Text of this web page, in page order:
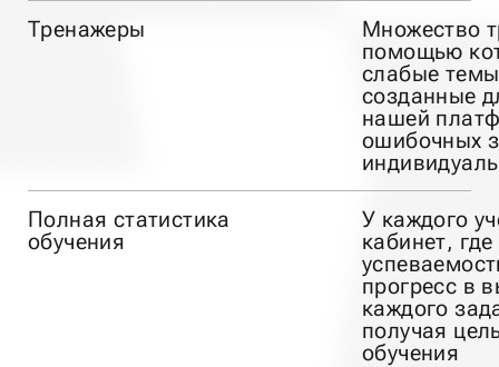
Тренажеры
Множество
помощью
слабые
созданные
нашей
ошибочных
Полная статистика
обучения
У каждого
кабинет,
прогресс в
каждого
получая
обучения